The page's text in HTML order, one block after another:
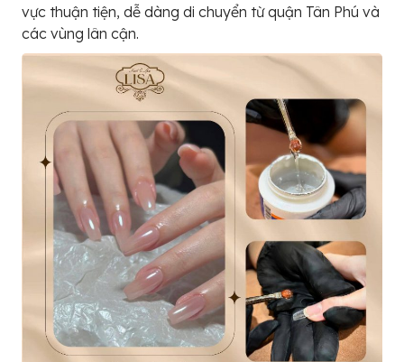
vực thuận tiện, dễ dàng di chuyển từ quận Tân Phú và
các vùng lân cận.